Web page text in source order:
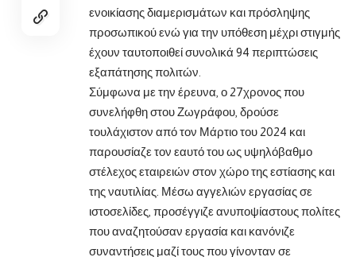
ενοικίασης διαμερισμάτων και πρόσληψης
προσωπικού ενώ για την υπόθεση μέχρι στιγμής
έχουν ταυτοποιθεί συνολικά 94 περιπτώσεις
εξαπάτησης πολιτών.
Σύμφωνα με την έρευνα, ο 27χρονος που
συνελήφθη στου Ζωγράφου, δρούσε
τουλάχιστον από τον Μάρτιο του 2024 και
παρουσίαζε τον εαυτό του ως υψηλόβαθμο
στέλεχος εταιρειών στον χώρο της εστίασης και
της ναυτιλίας. Μέσω αγγελιών εργασίας σε
ιστοσελίδες, προσέγγιζε ανυποψίαστους πολίτες
που αναζητούσαν εργασία και κανόνιζε
συναντήσεις μαζί τους που γίνονταν σε